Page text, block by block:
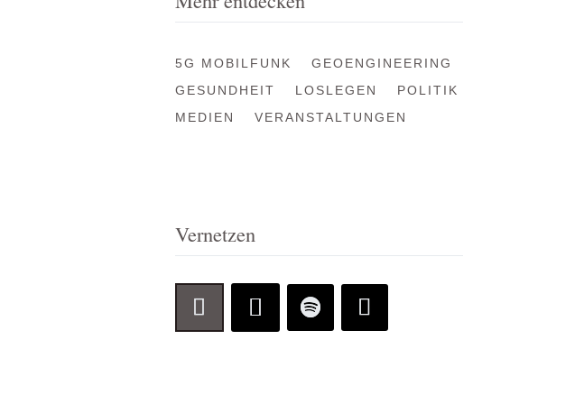
5G MOBILFUNK
GEOENGINEERING
GESUNDHEIT
LOSLEGEN
POLITIK
MEDIEN
VERANSTALTUNGEN
Vernetzen